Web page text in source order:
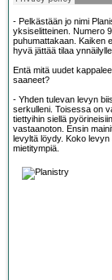
- Pelkästään jo nimi
yksiselitteinen. Numero
puhumattakaan. Kaiken
hyvä jättää tilaa
Entä mitä uudet
saaneet?
- Yhden tulevan levyn
serkulleni. Toisessa on
tiettyihin siellä
vastaanoton. Ensin
levyltä löydy. Koko
mietitympiä.